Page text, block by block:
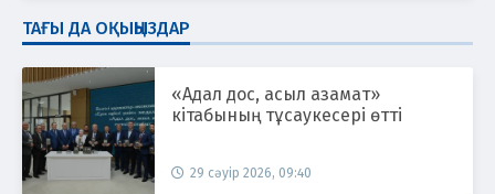
ТАҒЫ ДА ОҚЫҢЫЗДАР
«Адал дос, асыл азамат»
кітабының тұсаукесері өтті
29 сәуір 2026, 09:40